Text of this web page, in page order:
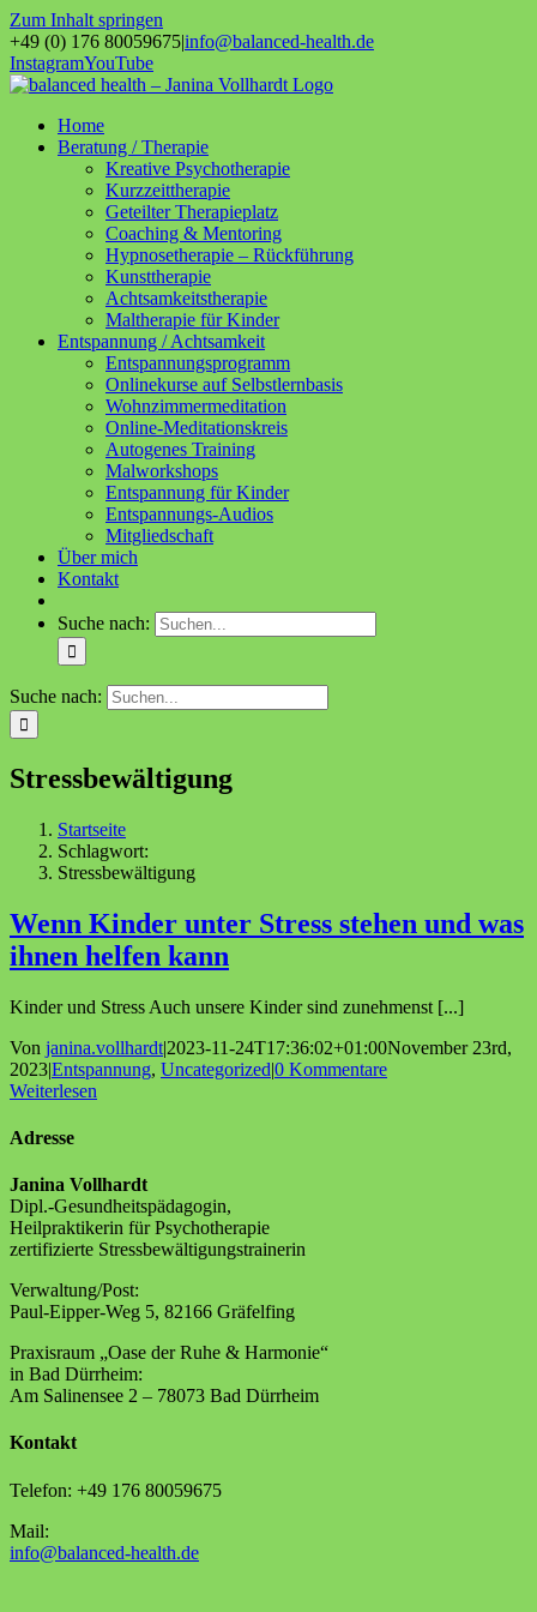
Zum Inhalt springen
+49 (0) 176 80059675|info@balanced-health.de
InstagramYouTube
Home
Beratung / Therapie
Kreative Psychotherapie
Kurzzeittherapie
Geteilter Therapieplatz
Coaching & Mentoring
Hypnosetherapie – Rückführung
Kunsttherapie
Achtsamkeitstherapie
Maltherapie für Kinder
Entspannung / Achtsamkeit
Entspannungsprogramm
Onlinekurse auf Selbstlernbasis
Wohnzimmermeditation
Online-Meditationskreis
Autogenes Training
Malworkshops
Entspannung für Kinder
Entspannungs-Audios
Mitgliedschaft
Über mich
Kontakt
Suche nach:
Suche nach:
Stressbewältigung
Startseite
Schlagwort:
Stressbewältigung
Wenn Kinder unter Stress stehen und was
ihnen helfen kann
Kinder und Stress Auch unsere Kinder sind zunehmenst [...]
Von janina.vollhardt|2023-11-24T17:36:02+01:00November 23rd,
2023|Entspannung, Uncategorized|0 Kommentare
Weiterlesen
Adresse
Janina Vollhardt
Dipl.-Gesundheitspädagogin,
Heilpraktikerin für Psychotherapie
zertifizierte Stressbewältigungstrainerin
Verwaltung/Post:
Paul-Eipper-Weg 5, 82166 Gräfelfing
Praxisraum „Oase der Ruhe & Harmonie“
in Bad Dürrheim:
Am Salinensee 2 – 78073 Bad Dürrheim
Kontakt
Telefon: +49 176 80059675
Mail:
info@balanced-health.de